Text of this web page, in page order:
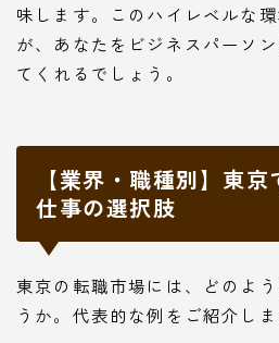
味します。このハイレベルな
が、あなたをビジネスパーソ
てくれるでしょう。
【業界・職種別】東
仕事の選択肢
東京の転職市場には、どのよ
うか。代表的な例をご紹介しま